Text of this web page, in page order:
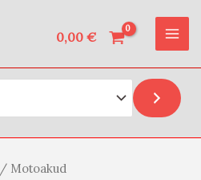
0,00 €
/ Motoakud